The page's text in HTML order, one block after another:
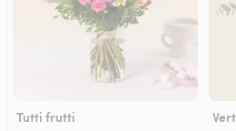
Tutti frutti